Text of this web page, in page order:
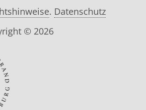
. Datenschutz
© 2026